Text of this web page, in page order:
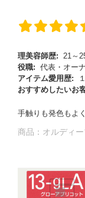
理美容師歴:
21～
役職: 代表・オー
アイテム愛用歴:
おすすめしたいお
手触りも発色もよ
商品： オルディ